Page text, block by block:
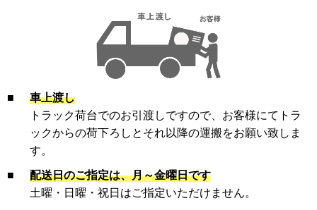
■
車上渡し
トラック荷台でのお引渡しですので、お客様にてトラ
ックからの荷下ろしとそれ以降の運搬をお願い致しま
す。
■
配送日のご指定は、月～金曜日です
土曜・日曜・祝日はご指定いただけません。